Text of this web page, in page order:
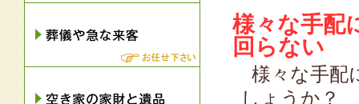
様々な手配
回らない
様々な手配
しょうか？